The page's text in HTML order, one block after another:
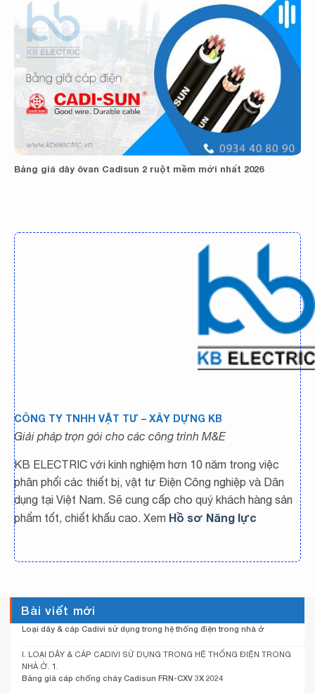
Bảng giá dây ôvan Cadisun 2 ruột mềm mới nhất 2026
CÔNG TY TNHH VẬT TƯ – XÂY DỰNG KB
Giải pháp trọn gói cho các công trình M&E
KB ELECTRIC với kinh nghiệm hơn 10 năm trong việc
phân phối các thiết bị, vật tư Điện Công nghiệp và Dân
dụng tại Việt Nam. Sẽ cung cấp cho quý khách hàng sản
phẩm tốt, chiết khấu cao. Xem Hồ sơ Năng lực
Bài viết mới
Loại dây & cáp Cadivi sử dụng trong hệ thống điện trong nhà ở
I. LOẠI DÂY & CÁP CADIVI SỬ DỤNG TRONG HỆ THỐNG ĐIỆN TRONG
NHÀ Ở. 1.
Bảng giá cáp chống cháy Cadisun FRN-CXV 3X 2024